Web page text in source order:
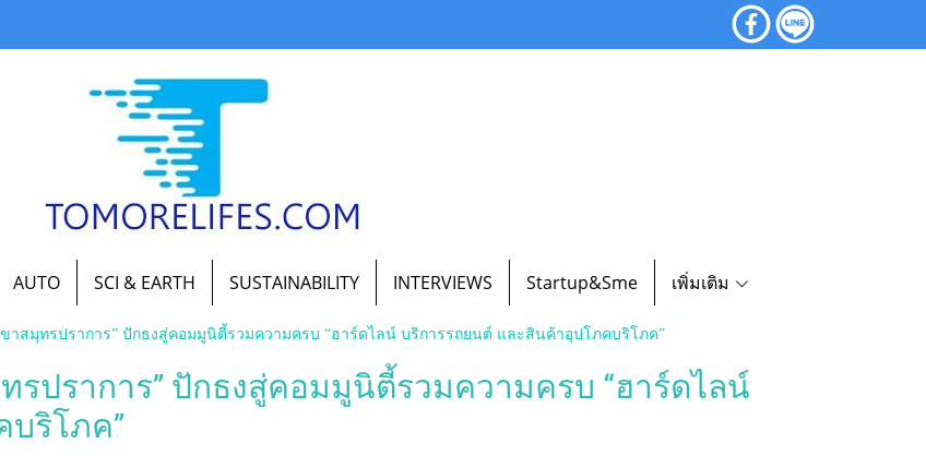
AUTO SCI & EARTH SUSTAINABILITY INTERVIEWS Startup&Sme เพิ่มเติม
าสมุทรปราการ” ปักธงสู่คอมมูนิตี้รวมความครบ “ฮาร์ดไลน์ บริการรถยนต์ และสินค้าอุปโภคบริโภค”
รปราการ” ปักธงสู่คอมมูนิตี้รวมความครบ “ฮาร์ดไลน์
ริโภค”